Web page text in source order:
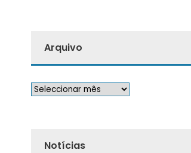
Arquivo
Notícias